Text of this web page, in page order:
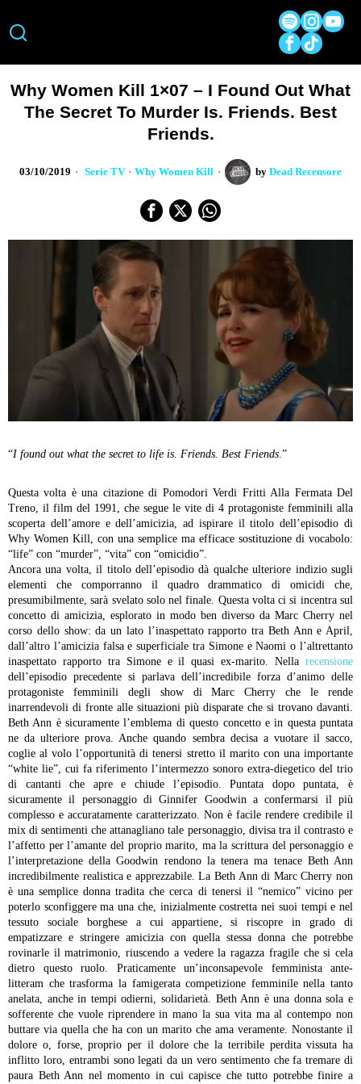
Why Women Kill 1×07 – I Found Out What
The Secret To Murder Is. Friends. Best
Friends.
03/10/2019 Serie TV · Why Women Kill by Dead Recensore
“I found out what the secret to life is. Friends. Best Friends.”
Questa volta è una citazione di Pomodori Verdi Fritti Alla Fermata Del
Treno, il film del 1991, che segue le vite di 4 protagoniste femminili alla
scoperta dell’amore e dell’amicizia, ad ispirare il titolo dell’episodio di
Why Women Kill, con una semplice ma efficace sostituzione di vocabolo:
“life” con “murder”, “vita” con “omicidio”.
Ancora una volta, il titolo dell’episodio dà qualche ulteriore indizio sugli
elementi che comporranno il quadro drammatico di omicidi che,
presumibilmente, sarà svelato solo nel finale. Questa volta ci si incentra sul
concetto di amicizia, esplorato in modo ben diverso da Marc Cherry nel
corso dello show: da un lato l’inaspettato rapporto tra Beth Ann e April,
dall’altro l’amicizia falsa e superficiale tra Simone e Naomi o l’altrettanto
inaspettato rapporto tra Simone e il quasi ex-marito. Nellarecensione
dell’episodio precedente si parlava dell’incredibile forza d’animo delle
protagoniste femminili degli show di Marc Cherry che le rende
inarrendevoli di fronte alle situazioni più disparate che si trovano davanti.
Beth Ann è sicuramente l’emblema di questo concetto e in questa puntata
ne da ulteriore prova. Anche quando sembra decisa a vuotare il sacco,
coglie al volo l’opportunità di tenersi stretto il marito con una importante
“white lie”, cui fa riferimento l’intermezzo sonoro extra-diegetico del trio
di cantanti che apre e chiude l’episodio. Puntata dopo puntata, è
sicuramente il personaggio di Ginnifer Goodwin a confermarsi il più
complesso e accuratamente caratterizzato. Non è facile rendere credibile il
mix di sentimenti che attanagliano tale personaggio, divisa tra il contrasto e
l’affetto per l’amante del proprio marito, ma la scrittura del personaggio e
l’interpretazione della Goodwin rendono la tenera ma tenace Beth Ann
incredibilmente realistica e apprezzabile. La Beth Ann di Marc Cherry non
è una semplice donna tradita che cerca di tenersi il “nemico” vicino per
poterlo sconfiggere ma una che, inizialmente costretta nei suoi tempi e nel
tessuto sociale borghese a cui appartiene, si riscopre in grado di
empatizzare e stringere amicizia con quella stessa donna che potrebbe
rovinarle il matrimonio, riuscendo a vedere la ragazza fragile che si cela
dietro questo ruolo. Praticamente un’inconsapevole femminista ante-
litteram che trasforma la famigerata competizione femminile nella tanto
anelata, anche in tempi odierni, solidarietà. Beth Ann è una donna sola e
sofferente che vuole riprendere in mano la sua vita ma al contempo non
buttare via quella che ha con un marito che ama veramente. Nonostante il
dolore o, forse, proprio per il dolore che la terribile perdita vissuta ha
inflitto loro, entrambi sono legati da un vero sentimento che fa tremare di
paura Beth Ann nel momento in cui capisce che tutto potrebbe finire a